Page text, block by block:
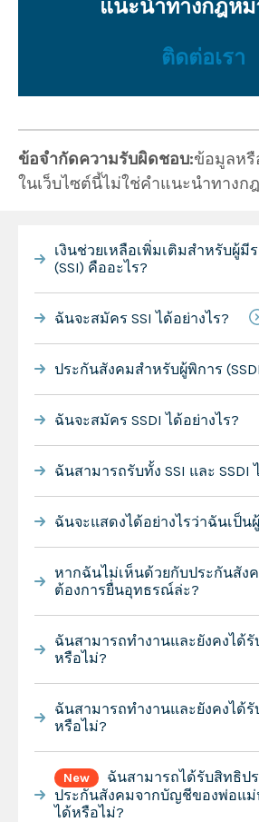
แนะนำทางกฎห
ติดต่อเรา
ข้อจำกัดความรับผิดชอบ:ข้อมูลหรื
ในเว็บไซต์นี้ไม่ใช่คำแนะนำทางก
เงินช่วยเหลือเพิ่มเติมสำหรับผู้มี
(SSI) คืออะไร?
ฉันจะสมัคร SSI ได้อย่างไร?
ประกันสังคมสำหรับผู้พิการ
ฉันจะสมัคร SSDI ได้อย่างไร?
ฉันสามารถรับทั้ง SSI และ SSDI
ฉันจะแสดงได้อย่างไรว่าฉันเป็น
หากฉันไม่เห็นด้วยกับประกันสัง
ต้องการยื่นอุทธรณ์ล่ะ?
ฉันสามารถทำงานและยังคงได้รั
หรือไม่?
ฉันสามารถทำงานและยังคงได้รั
หรือไม่?
New
ฉันสามารถได้รับสิทธิป
ประกันสังคมจากบัญชีของพ่อแ
ได้หรือไม่?